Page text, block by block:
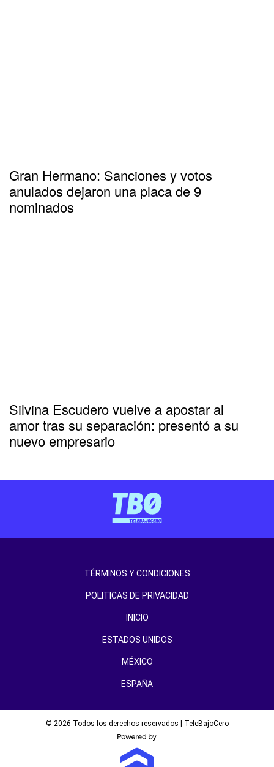
Gran Hermano: Sanciones y votos
anulados dejaron una placa de 9
nominados
Silvina Escudero vuelve a apostar al
amor tras su separación: presentó a su
nuevo empresario
TÉRMINOS Y CONDICIONES
POLITICAS DE PRIVACIDAD
INICIO
ESTADOS UNIDOS
MÉXICO
ESPAÑA
© 2026 Todos los derechos reservados | TeleBajoCero